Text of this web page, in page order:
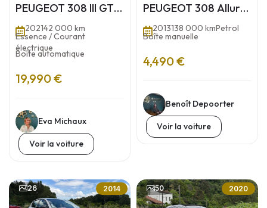
PEUGEOT 308 III GT
EAT8 180 cv Boîte
auto
202142 000 km
Essence / Courant
électrique
Boîte automatique
19,990 €
Eva Michaux
Voir la voiture
PEUGEOT 308 Allure
120ch BVM5
2013138 000 kmPetrol
Boîte manuelle
4,490 €
Benoît Depoorter
Voir la voiture
26 2014 50 2020